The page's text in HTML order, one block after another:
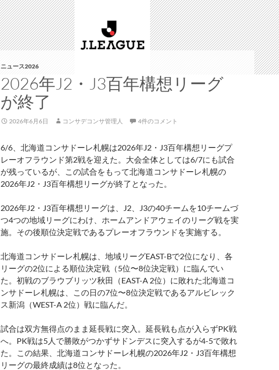
ニュース2026
2026年J2・J3百年構想リーグ
が終了
2026年6月6日 コンサデコンサ管理人 4件のコメント
6/6、北海道コンサドーレ札幌は2026年J2・J3百年構想リーグプ
レーオフラウンド第2戦を迎えた。大会全体としては6/7にも試合
が残っているが、この試合をもって北海道コンサドーレ札幌の
2026年J2・J3百年構想リーグが終了となった。
2026年J2・J3百年構想リーグは、J2、J3の40チームを10チームづ
つ4つの地域リーグにわけ、ホームアンドアウェイのリーグ戦を実
施。その後順位決定戦であるプレーオフラウンドを実施する。
北海道コンサドーレ札幌は、地域リーグEAST-Bで2位になり、各
リーグの2位による順位決定戦（5位〜8位決定戦）に臨んでい
た。初戦のブラウブリッツ秋田（EAST-A 2位）に敗れた北海道コ
ンサドーレ札幌は、この日の7位〜8位決定戦であるアルビレック
ス新潟（WEST-A 2位）戦に臨んだ。
試合は双方無得点のまま延長戦に突入。延長戦も点が入らずPK戦
へ。PK戦は5人で勝敗がつかずサドンデスに突入するが4-5で敗れ
た。この結果、北海道コンサドーレ札幌の2026年J2・J3百年構想
リーグの最終成績は8位となった。